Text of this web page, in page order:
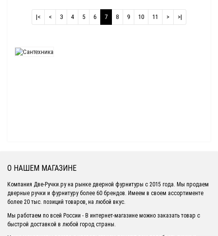
|< < 3 4 5 6 7 8 9 10 11 > >|
О НАШЕМ МАГАЗИНЕ
Компания Две-Ручки.ру на рынке дверной фурнитуры с 2015 года. Мы продаем
дверные ручки и фурнитуру более 60 брендов. Имеем в своем ассортименте
более 20 тыс. позиций товаров, на любой вкус.
Мы работаем по всей России - В интернет-магазине можно заказать товар с
быстрой доставкой в любой город страны.